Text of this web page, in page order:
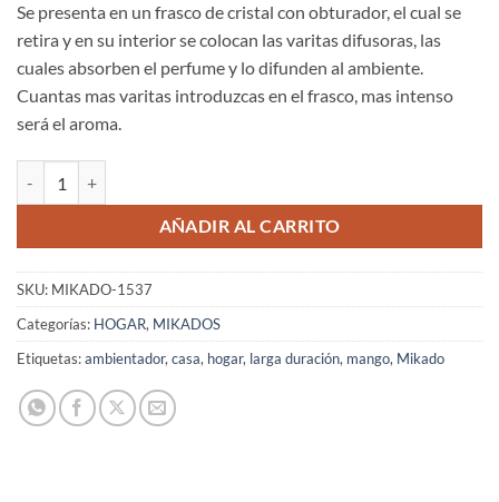
Se presenta en un frasco de cristal con obturador, el cual se
retira y en su interior se colocan las varitas difusoras, las
cuales absorben el perfume y lo difunden al ambiente.
Cuantas mas varitas introduzcas en el frasco, mas intenso
será el aroma.
AÑADIR AL CARRITO
SKU: MIKADO-1537
Categorías: HOGAR, MIKADOS
Etiquetas:ambientador, casa, hogar, larga duración, mango, Mikado